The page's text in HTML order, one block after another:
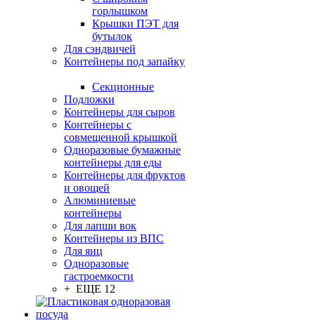
горлышком
Крышки ПЭТ для
бутылок
Для сэндвичей
Контейнеры под запайку
Секционные
Подложки
Контейнеры для сыров
Контейнеры с
совмещенной крышкой
Одноразовые бумажные
контейнеры для еды
Контейнеры для фруктов
и овощей
Алюминиевые
контейнеры
Для лапши вок
Контейнеры из ВПС
Для яиц
Одноразовые
гастроемкости
+ ЕЩЕ 12